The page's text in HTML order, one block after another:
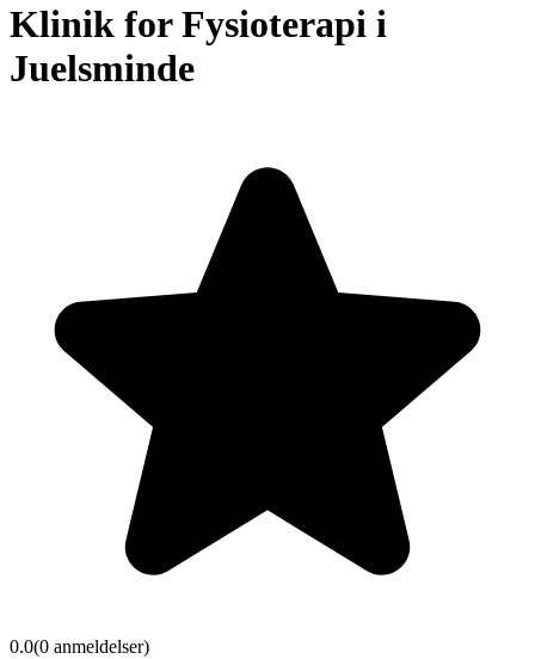
Klinik for Fysioterapi i
Juelsminde
0.0(0 anmeldelser)